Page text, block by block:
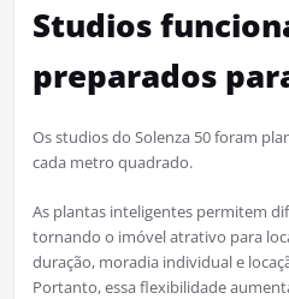
Studios
preparados
Os studios do Solenza 50 foram
cada metro quadrado.
As plantas inteligentes permitem
tornando o imóvel atrativo para
duração, moradia individual e
Portanto, essa flexibilidade